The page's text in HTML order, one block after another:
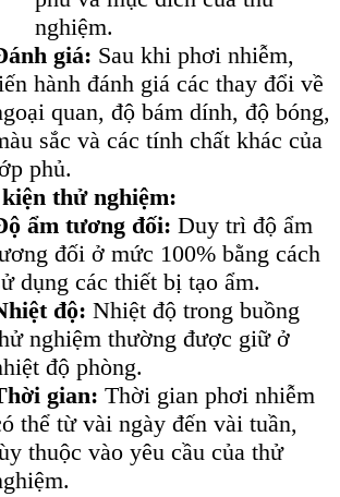
nghiệm.
giá: Sau khi phơi nhiễm,
hành đánh giá các thay đổi về
quan, độ bám dính, độ bóng,
sắc và các tính chất khác của
phủ.
thử nghiệm:
ẩm tương đối: Duy trì độ ẩm
đối ở mức 100% bằng cách
dụng các thiết bị tạo ẩm.
độ: Nhiệt độ trong buồng
nghiệm thường được giữ ở
độ phòng.
gian: Thời gian phơi nhiễm
thể từ vài ngày đến vài tuần,
thuộc vào yêu cầu của thử